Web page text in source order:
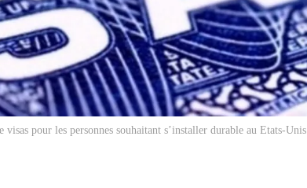
pour les personnes souhaitant s’installer durable au Etats-Unis.